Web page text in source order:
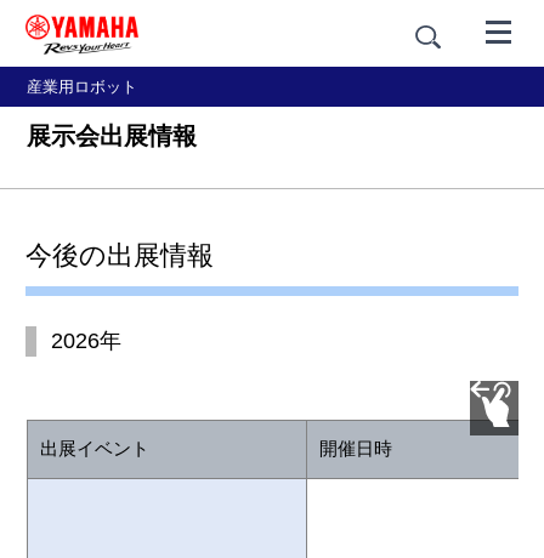
産業用ロボット
展示会出展情報
今後の出展情報
2026年
出展イベント 開催日時